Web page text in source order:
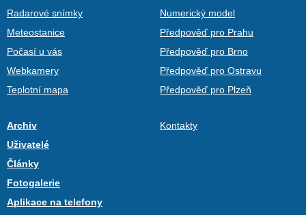
Radarové snímky
Meteostanice
Počasí u vás
Webkamery
Teplotní mapa
Numerický model
Předpověď pro Prahu
Předpověď pro Brno
Předpověď pro Ostravu
Předpověď pro Plzeň
Archiv
Uživatelé
Články
Fotogalerie
Aplikace na telefony
Kontakty